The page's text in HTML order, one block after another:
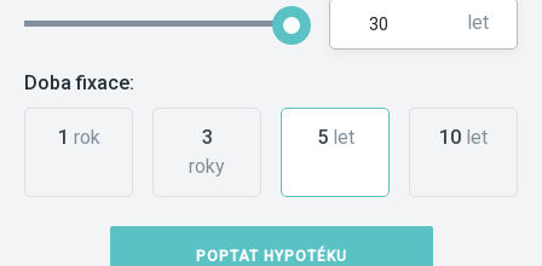
let
Doba fixace:
1 rok
3
roky
5let 10 let
POPTAT HYPOTÉKU